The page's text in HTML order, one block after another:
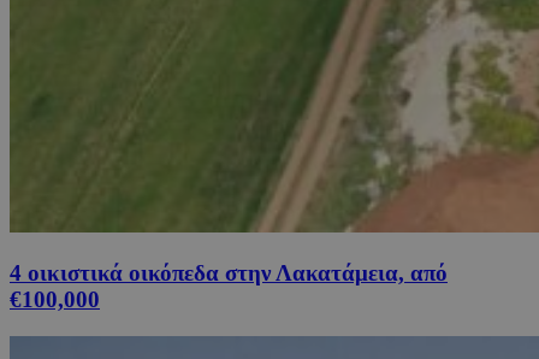
4 οικιστικά οικόπεδα στην Λακατάμεια, από
€100,000